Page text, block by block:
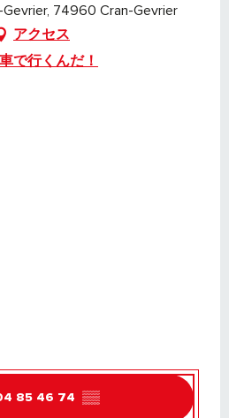
Gevrier, 74960 Cran-Gevrier
アクセス
で行くんだ！
85 46 74 ▒▒